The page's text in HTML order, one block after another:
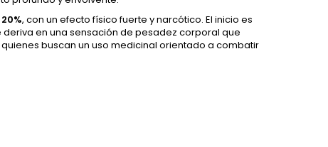
, con un efecto físico fuerte y narcótico. El inicio es
en una sensación de pesadez corporal que
buscan un uso medicinal orientado a combatir